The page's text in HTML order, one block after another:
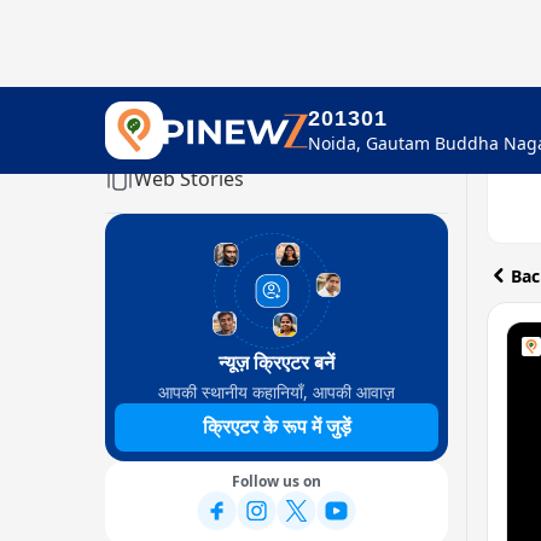
201301
Home
Web Stories
न्यूज़ क्रिएटर बनें
आपकी स्थानीय कहानियाँ, आपकी आवाज़
क्रिएटर के रूप में जुड़ें
Follow us on